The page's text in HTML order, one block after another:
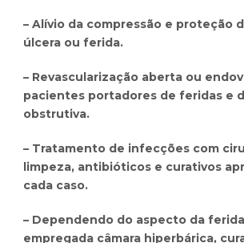
– Alívio da compressão e proteção
úlcera ou ferida.
– Revascularização aberta ou
pacientes portadores de feridas e
obstrutiva.
– Tratamento de infecções com
limpeza, antibióticos e curativos
cada caso.
– Dependendo do aspecto da
empregada câmara hiperbárica,